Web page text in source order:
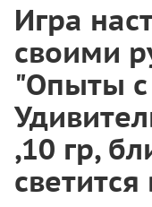
Игра
своими
"Опыты с
,10 гр,